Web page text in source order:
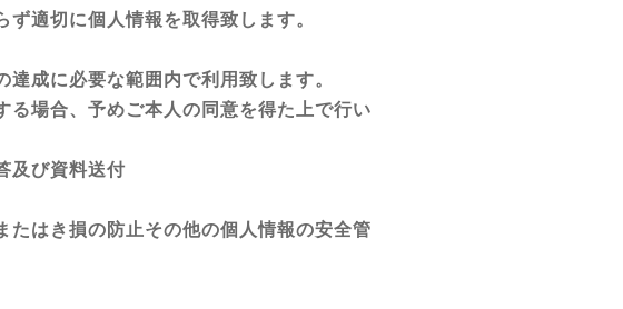
ず適切に個人情報を取得致します。
達成に必要な範囲内で利用致します。
る場合、予めご本人の同意を得た上で行い
及び資料送付
たはき損の防止その他の個人情報の安全管